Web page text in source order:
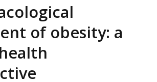
of obesity: a